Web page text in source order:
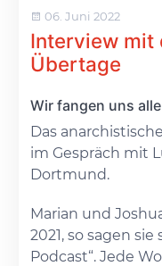
06. Juni 2022
Interview mit
Übertage
Wir fangen uns
Das
im Gespräch mit
Dortmund.
Marian und
2021, so sagen
Podcast“. Jede